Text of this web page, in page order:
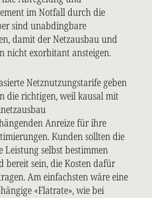
im Notfall durch die
sind unabdingbare
damit der Netzausbau und
nicht exorbitant ansteigen.
Netznutzungstarife geben
die richtigen, weil kausal mit
Anreize für ihre
Kunden sollten die
Leistung selbst bestimmen
bereit sein, die Kosten dafür
Am einfachsten wäre eine
«Flatrate», wie bei